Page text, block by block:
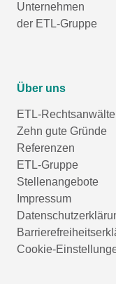
Unternehmen
der ETL-Gruppe
Über uns
ETL-Rechtsanwälte
Zehn gute Gründe
Referenzen
ETL-Gruppe
Stellenangebote
Impressum
Cookie-